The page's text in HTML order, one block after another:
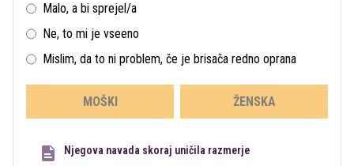
Malo, a bi sprejel/a
Ne, to mi je vseeno
Mislim, da to ni problem, če je brisača redno oprana
MOŠKI ŽENSKA
Njegova navada skoraj uničila razmerje